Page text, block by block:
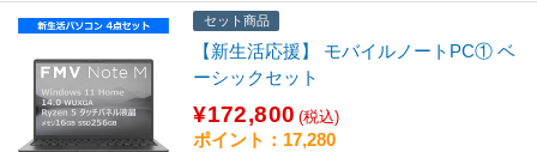
セット商品
【新生活応援】 モバイルノートPC① ベ
ーシックセット
¥172,800 (税込)
ポイント：17,280